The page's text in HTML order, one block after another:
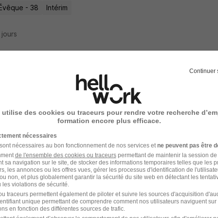
- 38 Intérim
- 69 Intérim 12 - 15 € / heure
Bom Expérimenté - Mission
Continuer
utilise des cookies ou traceurs pour rendre votre recherche
formation encore plus efficace.
nécessaires
nécessaires au bon fonctionnement de nos services et ne peuvent pas être
de l'ensemble des cookies ou traceurspermettant de maintenir la session
sa navigation sur le site, de stocker des informations temporaires telles que les
les annonces ou les offres vues, gérer les processus d'identification de
non, et plus globalement garantir la sécurité du site web en détectant les
violations de sécurité.
traceurs permettent également de piloter et suivre les sources d'acquisition
unique permettant de comprendre comment nos utilisateurs naviguent sur
en fonction des différentes sources de trafic.